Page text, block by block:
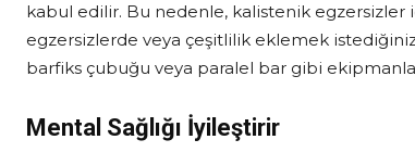
kabul edilir. Bu nedenle, kalistenik egzersizler
egzersizlerde veya çeşitlilik eklemek
barfiks çubuğu veya paralel bar gibi
Mental Sağlığı İyileştirir